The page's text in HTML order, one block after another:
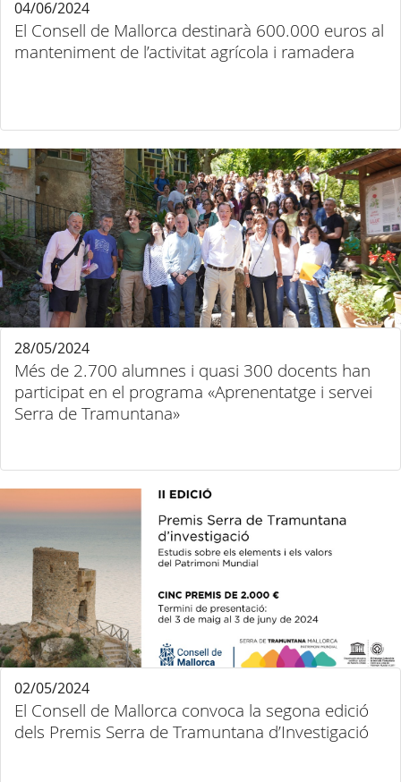
El Consell de Mallorca destinarà 600.000 euros al
manteniment de l’activitat agrícola i ramadera
04/06/2024
Més de 2.700 alumnes i quasi 300 docents han
participat en el programa «Aprenentatge i servei
Serra de Tramuntana»
28/05/2024
El Consell de Mallorca convoca la segona edició
dels Premis Serra de Tramuntana d’Investigació
02/05/2024